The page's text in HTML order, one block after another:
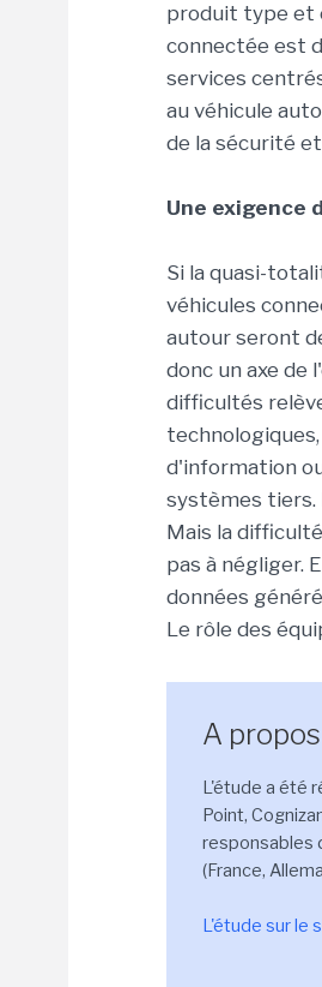
produit type et
connectée est
services
au véhicule
de la sécurité
Une exigence
Si la quasi-
véhicules
autour seront
donc un axe de
difficultés
d'information
systèmes tiers.
Mais la
pas à négliger.
données
Le rôle des
A
L'étude a été
Point,
responsables
(France,
L'étude sur le